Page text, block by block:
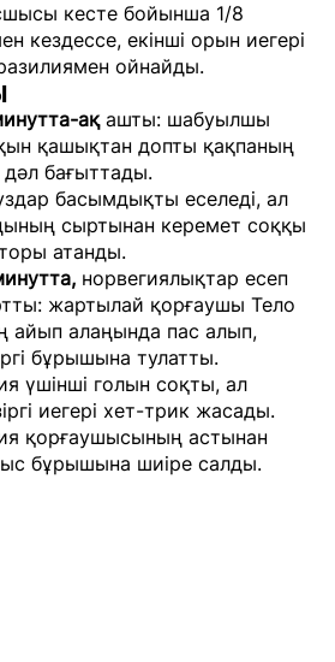
кесте бойынша 1/8
кездессе, екінші орын иегері
ойнайды.
ақашты: шабуылшы
қашықтан допты қақпаның
бағыттады.
басымдықты еселеді, ал
сыртынан керемет соққы
атанды.
норвегиялықтар есеп
жартылай қорғаушы Тело
айып алаңында пас алып,
бұрышына тулатты.
үшінші голын соқты, ал
иегері хет-трик жасады.
қорғаушысының астынан
бұрышына шиіре салды.